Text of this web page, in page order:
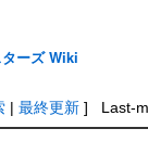
ーズ Wiki
| 最終更新] Last-